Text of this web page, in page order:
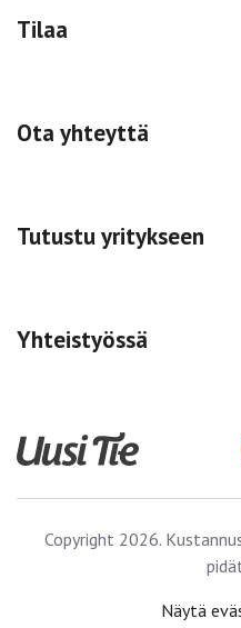
Tilaa
Ota yhteyttä
Tutustu yritykseen
Yhteistyössä
Copyright 2026.
Näytä